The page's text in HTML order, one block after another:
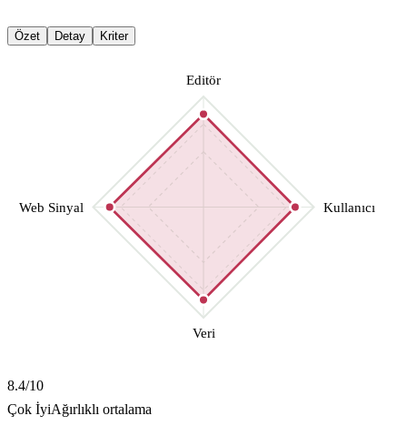
Özet Detay Kriter
Editör
Kullanıcı
Veri
Web Sinyal
8.4/10
Çok İyiAğırlıklı ortalama